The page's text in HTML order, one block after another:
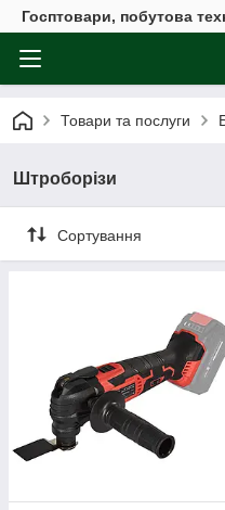
Госптовари, побутова
Товари та послуги
Штроборізи
Сортування